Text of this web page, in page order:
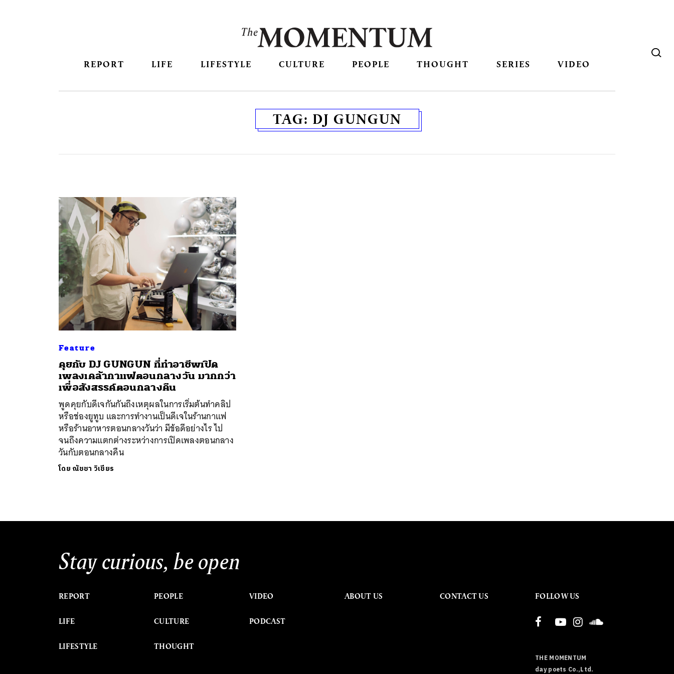
REPORT LIFE LIFESTYLE CULTURE PEOPLE THOUGHT SERIES VIDEO
TAG: DJ GUNGUN
Feature
คุยกับ DJ GUNGUN ที่ทำอาชีพเปิด
เพลงเคล้ากาแฟตอนกลางวัน มากกว่า
เพื่อสังสรรค์ตอนกลางคืน
พูดคุยกับดีเจกันกันถึงเหตุผลในการเริ่มต้นทำคลิป
หรือช่องยูทูบ และการทำงานเป็นดีเจในร้านกาแฟ
หรือร้านอาหารตอนกลางวันว่า มีข้อดีอย่างไร ไป
จนถึงความแตกต่างระหว่างการเปิดเพลงตอนกลาง
วันกับตอนกลางคืน
โดย ณัชชา วิเชียร
Stay curious, be open
REPORT
LIFE
LIFESTYLE
PEOPLE
CULTURE
THOUGHT
VIDEO
PODCAST
ABOUT US CONTACT US FOLLOW US
THE MOMENTUM
day poets Co.,Ltd.